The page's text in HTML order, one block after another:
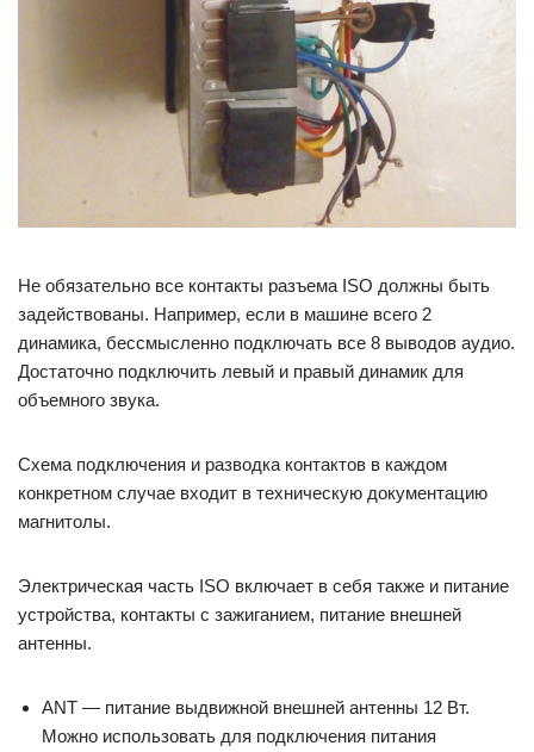
Не обязательно все контакты разъема ISO должны быть
задействованы. Например, если в машине всего 2
динамика, бессмысленно подключать все 8 выводов аудио.
Достаточно подключить левый и правый динамик для
объемного звука.
Схема подключения и разводка контактов в каждом
конкретном случае входит в техническую документацию
магнитолы.
Электрическая часть ISO включает в себя также и питание
устройства, контакты с зажиганием, питание внешней
антенны.
ANT — питание выдвижной внешней антенны 12 Вт.
Можно использовать для подключения питания